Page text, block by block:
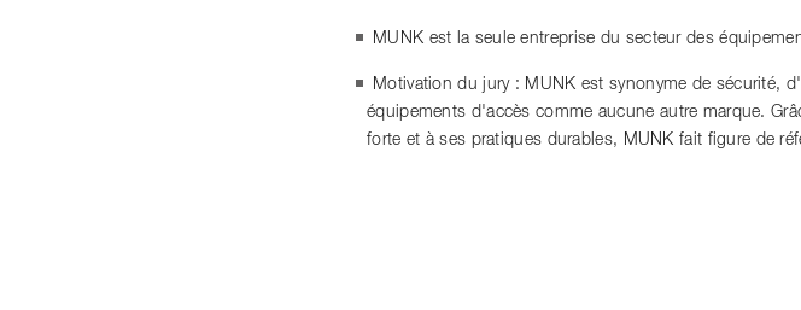
MUNK est la seule entreprise du secteur des
Motivation du jury : MUNK est synonyme de sécurité,
équipements d'accès comme aucune autre marque.
forte et à ses pratiques durables, MUNK fait figure de